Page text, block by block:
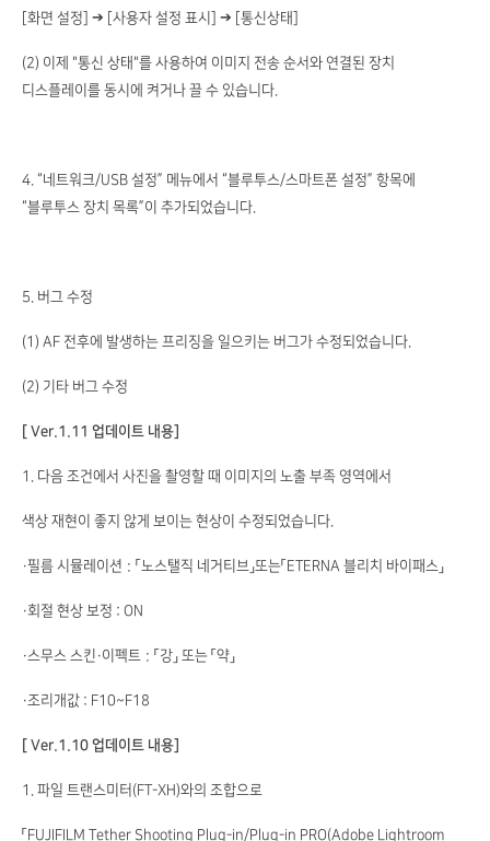
[화면 설정] ➔ [사용자 설정 표시] ➔ [통신상태]
(2) 이제 "통신 상태"를 사용하여 이미지 전송 순서와 연결된 장치
디스플레이를 동시에 켜거나 끌 수 있습니다.
4. “네트워크/USB 설정” 메뉴에서 “블루투스/스마트폰 설정” 항목에
“블루투스 장치 목록”이 추가되었습니다.
5. 버그 수정
(1) AF 전후에 발생하는 프리징을 일으키는 버그가 수정되었습니다.
(2) 기타 버그 수정
[ Ver.1.11 업데이트 내용]
1. 다음 조건에서 사진을 촬영할 때 이미지의 노출 부족 영역에서
색상 재현이 좋지 않게 보이는 현상이 수정되었습니다.
・필름 시뮬레이션：「노스탤직 네거티브」또는「ETERNA 블리치 바이패스」
・회절 현상 보정 : ON
・스무스 스킨・이펙트：「강」 또는 「약」
・조리개값 : F10~F18
[ Ver.1.10 업데이트 내용]
1. 파일 트랜스미터(FT-XH)와의 조합으로
「FUJIFILM Tether Shooting Plug-in/Plug-in PRO(Adobe Lightroom